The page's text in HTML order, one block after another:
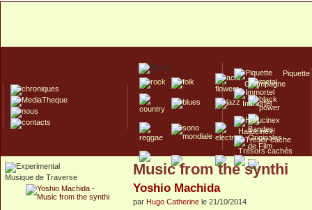
Piquette
Champagne
Immortel
Hallucinex!
Trésors cachés
Culte/Collector
Musique de Traverse
Music from the synthi
Yoshio Machida
par Hugo Catherine le 21/10/2014